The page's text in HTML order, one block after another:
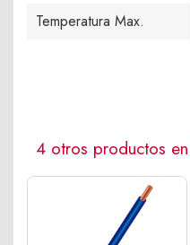
Temperatura Max.
4 otros productos